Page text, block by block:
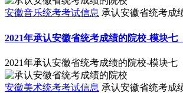
安徽音乐统考考试信息 承认安徽省统考成
2021年承认安徽省统考成绩的院校-模块七
2021年承认安徽省统考成绩的院校-模块七
安徽美术统考考试信息 承认安徽省统考成